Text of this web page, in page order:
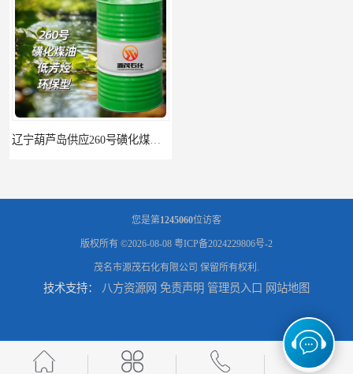
辽宁葫芦岛供应260号磺化煤油电解铜电解镍钴稀释剂
您是第1245060位访客
版权所有 ©2026-08-08 粤ICP备2024229806号-2
茂名市源茂石化有限公司 保留所有权利.
技术支持： 八方资源网 免责声明 管理员入口 网站地图